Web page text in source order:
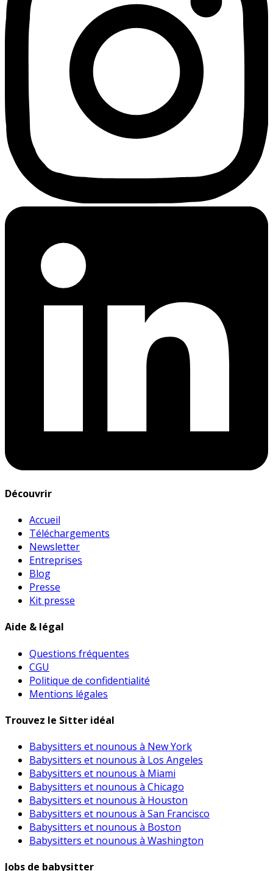
Découvrir
Accueil
Téléchargements
Newsletter
Entreprises
Blog
Presse
Kit presse
Aide & légal
Questions fréquentes
CGU
Politique de confidentialité
Mentions légales
Trouvez le Sitter idéal
Babysitters et nounous à New York
Babysitters et nounous à Los Angeles
Babysitters et nounous à Miami
Babysitters et nounous à Chicago
Babysitters et nounous à Houston
Babysitters et nounous à San Francisco
Babysitters et nounous à Boston
Babysitters et nounous à Washington
Jobs de babysitter